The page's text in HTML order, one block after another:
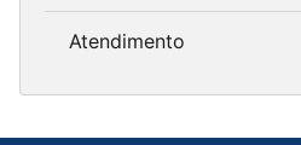
Atendimento